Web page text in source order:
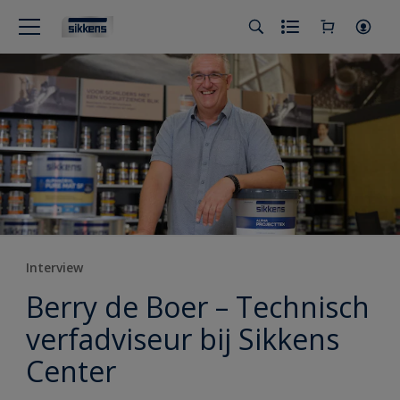
Interview
Berry de Boer – Technisch
verfadviseur bij Sikkens
Center